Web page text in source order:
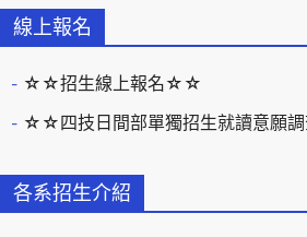
線上報名
☆☆招生線上報名☆☆
☆☆四技日間部單獨招生就讀意願
各系招生介紹